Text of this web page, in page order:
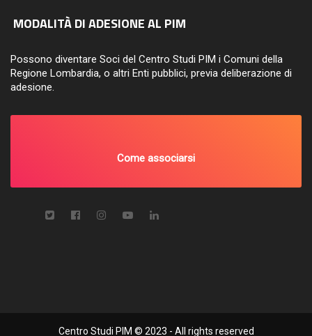
MODALITÀ DI ADESIONE AL PIM
Possono diventare Soci del Centro Studi PIM i Comuni della
Regione Lombardia, o altri Enti pubblici, previa deliberazione di
adesione.
Come associarsi
Centro Studi PIM © 2023 - All rights reserved